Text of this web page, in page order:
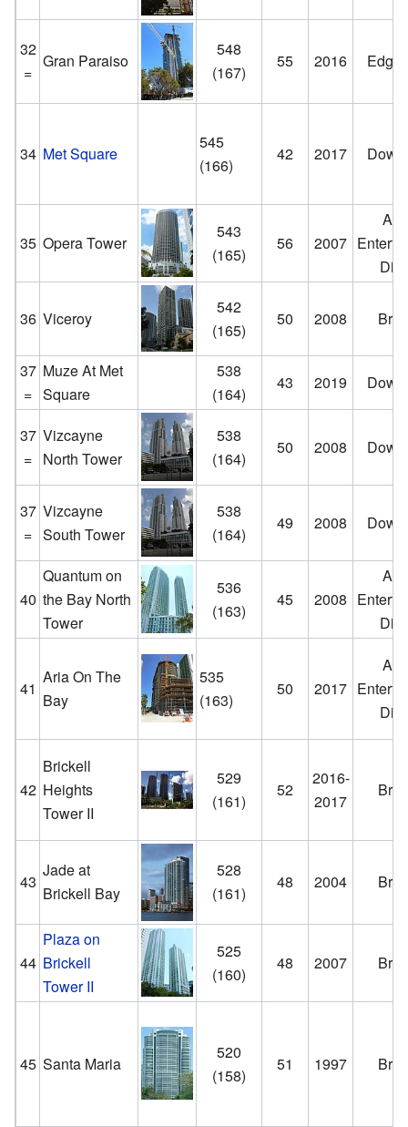
32
=
Gran Paraiso
548
(167)
55 2016
34 Met Square
545
(166)
42 2017
35 Opera Tower
543
(165)
56 2007
36 Viceroy
542
(165)
50 2008
37
=
Muze At Met
Square
538
(164)
43 2019
37
=
Vizcayne
North Tower
538
(164)
50 2008
37
=
Vizcayne
South Tower
538
(164)
49 2008
40
Quantum on
the Bay North
Tower
536
(163)
45 2008
41
Aria On The
Bay
535
(163)
50 2017
42
Brickell
Heights
Tower II
529
(161)
52
2016-
2017
43
Jade at
Brickell Bay
528
(161)
48 2004
44
Plaza on
Brickell
Tower II
525
(160)
48 2007
45 Santa Maria
520
(158)
51 1997